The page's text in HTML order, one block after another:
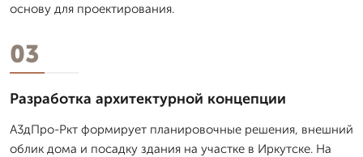
основу для проектирования.
03
Разработка архитектурной концепции
А3дПро-Ркт формирует планировочные решения, внешний
облик дома и посадку здания на участке в Иркутске. На